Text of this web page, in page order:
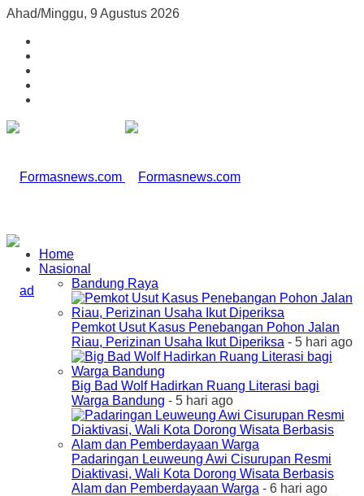
Ahad/Minggu, 9 Agustus 2026
Home
Nasional
Bandung Raya
Pemkot Usut Kasus Penebangan Pohon Jalan
Riau, Perizinan Usaha Ikut Diperiksa - 5 hari ago
Big Bad Wolf Hadirkan Ruang Literasi bagi
Warga Bandung - 5 hari ago
Padaringan Leuweung Awi Cisurupan Resmi
Diaktivasi, Wali Kota Dorong Wisata Berbasis
Alam dan Pemberdayaan Warga - 6 hari ago